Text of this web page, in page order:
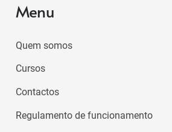
Menu
Quem somos
Cursos
Contactos
Regulamento de funcionamento